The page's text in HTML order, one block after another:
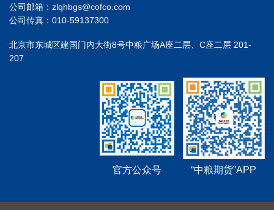
公司邮箱：zlqhbgs@cofco.com
公司传真：010-59137300
北京市东城区建国门内大街8号中粮广场A座二层、C座二层 201-
207
官方公众号 “中粮期货”APP